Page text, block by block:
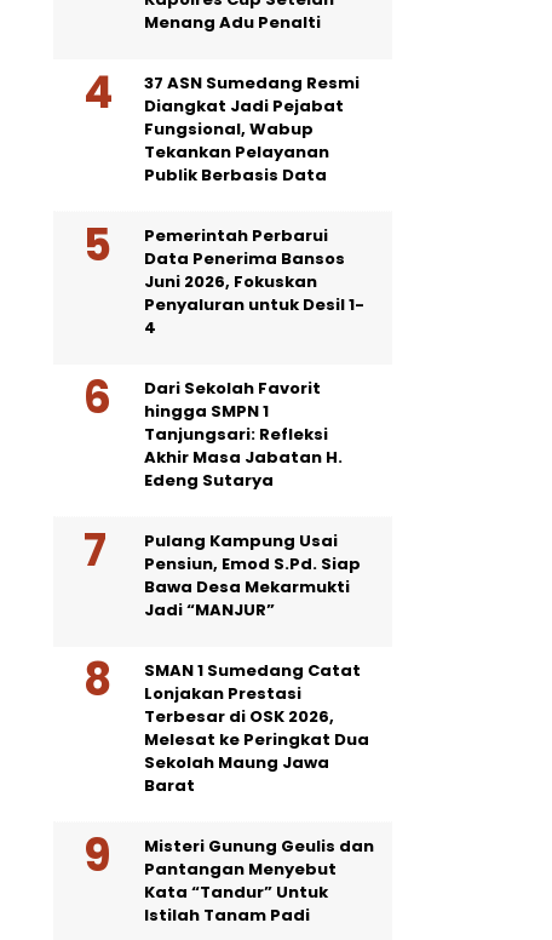
Menang Adu Penalti
37 ASN Sumedang Resmi
Diangkat Jadi Pejabat
Fungsional, Wabup
Tekankan Pelayanan
Publik Berbasis Data
Pemerintah Perbarui
Data Penerima Bansos
Juni 2026, Fokuskan
Penyaluran untuk Desil 1-
4
Dari Sekolah Favorit
hingga SMPN 1
Tanjungsari: Refleksi
Akhir Masa Jabatan H.
Edeng Sutarya
Pulang Kampung Usai
Pensiun, Emod S.Pd. Siap
Bawa Desa Mekarmukti
Jadi “MANJUR”
SMAN 1 Sumedang Catat
Lonjakan Prestasi
Terbesar di OSK 2026,
Melesat ke Peringkat Dua
Sekolah Maung Jawa
Barat
Misteri Gunung Geulis dan
Pantangan Menyebut
Kata “Tandur” Untuk
Istilah Tanam Padi